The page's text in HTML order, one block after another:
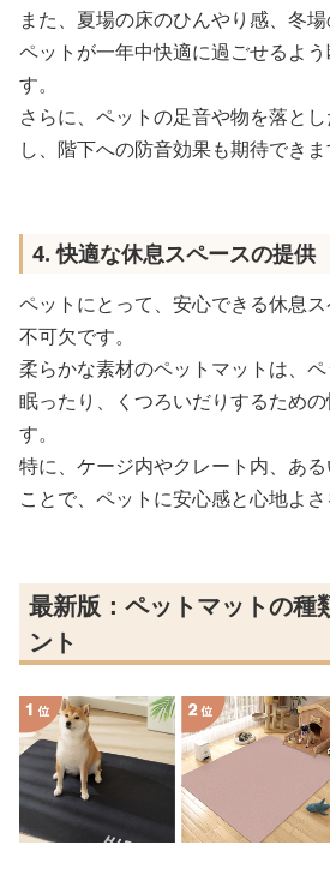
また、夏場の床のひんやり感、冬場
ペットが一年中快適に過ごせるよ
す。
さらに、ペットの足音や物を落と
し、階下への防音効果も期待できま
4. 快適な休息スペースの提供
ペットにとって、安心できる休息
不可欠です。
柔らかな素材のペットマットは、
眠ったり、くつろいだりするため
す。
特に、ケージ内やクレート内、あ
ことで、ペットに安心感と心地よさ
最新版：ペットマットの種
ント